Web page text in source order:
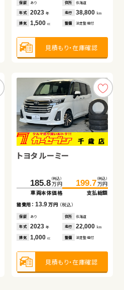
保証 あり 住所 北海道
年式 2023年 走行 38,800 km
排気 1,500cc 整備 法定整備付
見積もり・在庫確認
トヨタ ルーミー
185.8 （税込）
万円
車両本体価格
199.7 （税込）
万円
支払総額
諸費用： 13.9万円 （税込）
保証 あり 住所 北海道
年式 2023年 走行 22,000 km
排気 1,000cc 整備 法定整備付
見積もり・在庫確認
諸費用：5.1 万円 （税込）
保証 なし 住所 岡山県
排気 660 整備 法定整備付
トヨタ ヴォクシー ハイブ
リッド
304.8万円
車両本体価格
諸費用：11.9万円 （税込）
保証 あり 住所 福岡県
排気 1,800cc 整備 法定整備付
年式 2013年 走行 80,500 km
排気 1,300cc 整備 法定整備付
見積もり・在庫確認
ダイハツ タント
24.7 （税込）
万円
車両本体価格
30.8 （税込）
万円
支払総額
諸費用： 6.1 万円（税込）
保証 なし 住所 岡山県
年式 2010年 走行 105,100km
排気 660cc 整備 法定整備付
見積もり・在庫確認